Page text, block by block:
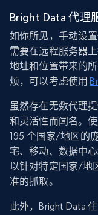
Bright Data 代理
如你所见，手动设
需要在远程服务器
地址和位置带来的
烦，可以考虑使用
虽然存在无数代理
和灵活性而闻名。
195 个国家/地区的
宅、移动、数据中
以针对特定国家/地
准的抓取。
此外，Bright Data